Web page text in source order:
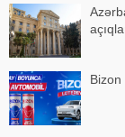
Bizon